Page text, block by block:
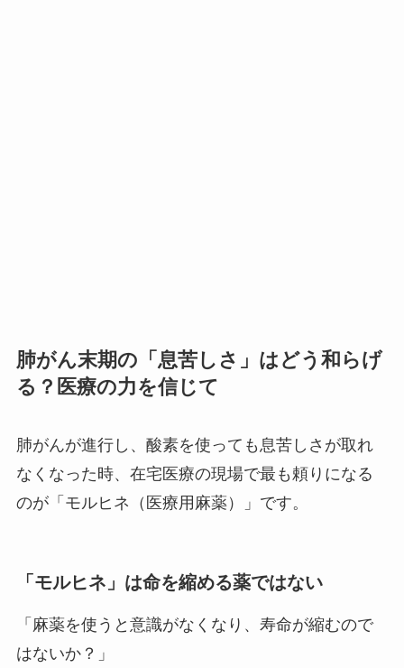
肺がん末期の「息苦しさ」はどう和らげ
る？医療の力を信じて
肺がんが進行し、酸素を使っても息苦しさが取れ
なくなった時、在宅医療の現場で最も頼りになる
のが「モルヒネ（医療用麻薬）」です。
「モルヒネ」は命を縮める薬ではない
「麻薬を使うと意識がなくなり、寿命が縮むので
はないか？」